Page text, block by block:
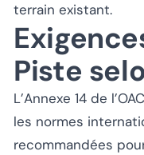
terrain existant.
Piste
L’Annexe 14 de
les normes
recommandées